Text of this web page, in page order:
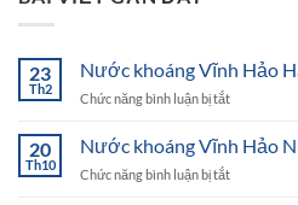
23
Th2
Nước khoáng Vĩnh Hảo
Chức năng bình luận bị tắtở
khoáng
Hảo
20
Th10
Nước khoáng Vĩnh Hảo
Chức năng bình luận bị tắtở